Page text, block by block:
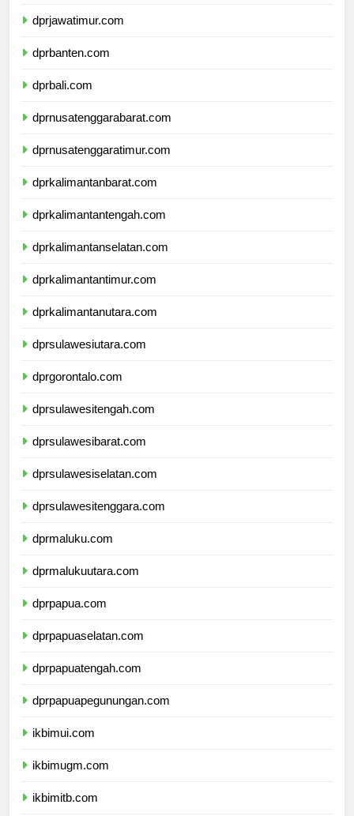
dprjawatimur.com
dprbanten.com
dprbali.com
dprnusatenggarabarat.com
dprnusatenggaratimur.com
dprkalimantanbarat.com
dprkalimantantengah.com
dprkalimantanselatan.com
dprkalimantantimur.com
dprkalimantanutara.com
dprsulawesiutara.com
dprgorontalo.com
dprsulawesitengah.com
dprsulawesibarat.com
dprsulawesiselatan.com
dprsulawesitenggara.com
dprmaluku.com
dprmalukuutara.com
dprpapua.com
dprpapuaselatan.com
dprpapuatengah.com
dprpapuapegunungan.com
ikbimui.com
ikbimugm.com
ikbimitb.com